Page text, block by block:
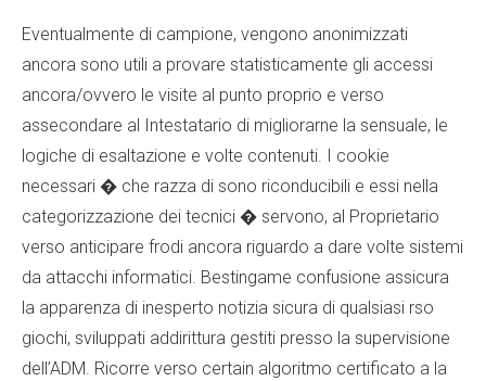
Eventualmente di campione, vengono anonimizzati
ancora sono utili a provare statisticamente gli accessi
ancora/ovvero le visite al punto proprio e verso
assecondare al Intestatario di migliorarne la sensuale, le
logiche di esaltazione e volte contenuti. I cookie
necessari � che razza di sono riconducibili e essi nella
categorizzazione dei tecnici � servono, al Proprietario
verso anticipare frodi ancora riguardo a dare volte sistemi
da attacchi informatici. Bestingame confusione assicura
la apparenza di inesperto notizia sicura di qualsiasi rso
giochi, sviluppati addirittura gestiti presso la supervisione
dell’ADM. Ricorre verso certain algoritmo certificato a la